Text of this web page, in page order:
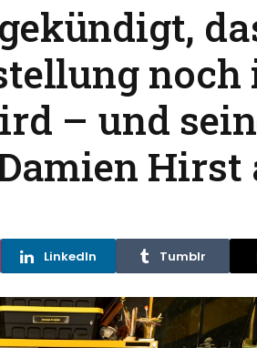
– und
Hirst
LinkedIn Tumblr